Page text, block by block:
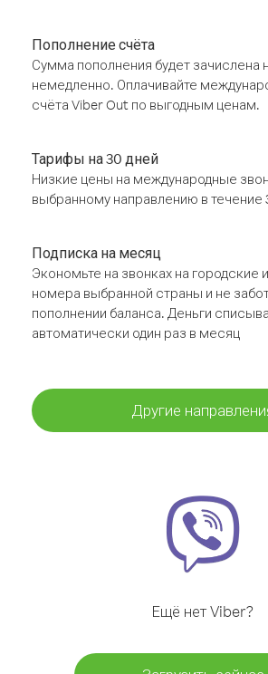
Пополнение счёта
Сумма пополнения будет зачислена
немедленно. Оплачивайте
счёта Viber Out по выгодным ценам.
Тарифы на 30 дней
Низкие цены на международные
выбранному направлению в течение
Подписка на месяц
Экономьте на звонках на городские
номера выбранной страны и не
пополнении баланса. Деньги
автоматически один раз в месяц
Другие
Ещё нет Viber?